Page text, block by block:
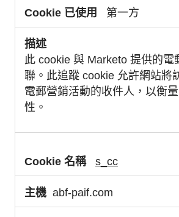
第一方
此 cookie 與 Marketo 提供的電
聯。此追蹤 cookie 允許網站將
電郵營銷活動的收件人，以衡
性。
s_cc
abf-paif.com